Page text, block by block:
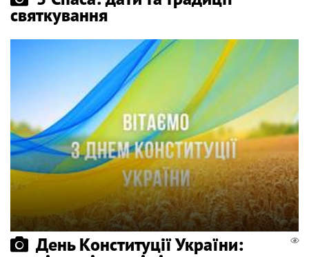
святкування
День Конституції України: